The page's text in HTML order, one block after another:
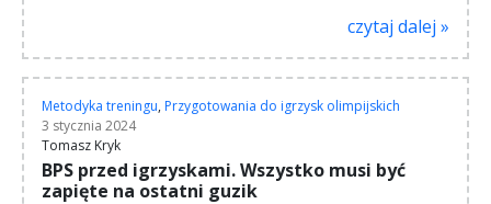
czytaj dalej »
Metodyka treningu, Przygotowania do igrzysk olimpijskich
3 stycznia 2024
Tomasz Kryk
BPS przed igrzyskami. Wszystko musi być
zapięte na ostatni guzik